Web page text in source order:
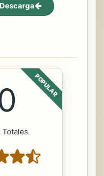
POPULAR
Totales